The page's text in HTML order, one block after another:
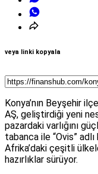
veya linki kopyala
Konya’nın Beyşehir
AŞ, geliştirdiği yeni
pazardaki varlığını
tabanca ile “Ovis”
Afrika’daki çeşitli
hazırlıklar sürüyor.